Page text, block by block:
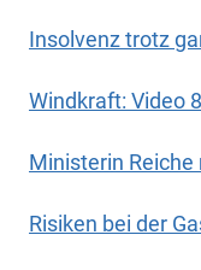
Insolvenz trotz
Windkraft: Video
Ministerin
Risiken bei der